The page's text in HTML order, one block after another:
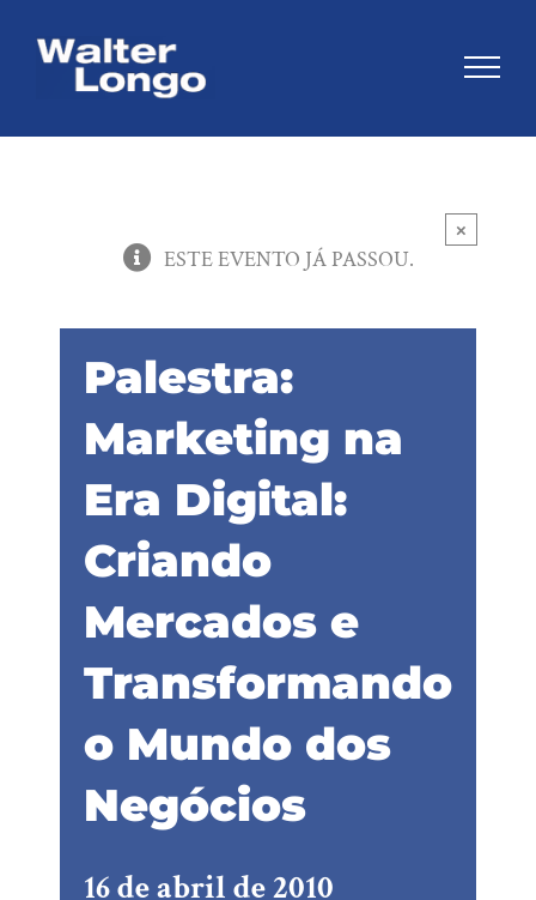
×
ESTE EVENTO JÁ PASSOU.
Palestra:
Marketing na
Era Digital:
Criando
Mercados e
Transformando
o Mundo dos
Negócios
16 de abril de 2010